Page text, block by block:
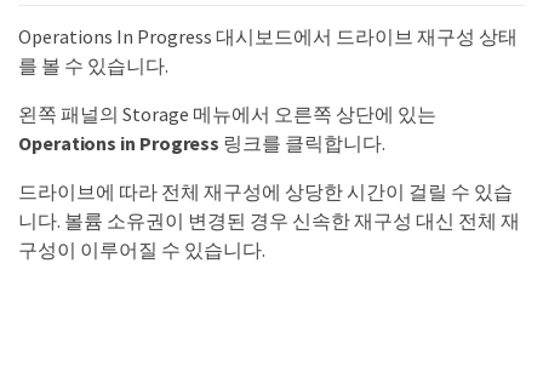
Operations In Progress 대시보드에서 드라이브 재구성 상태
를 볼 수 있습니다.
왼쪽 패널의 Storage 메뉴에서 오른쪽 상단에 있는
Operations in Progress 링크를 클릭합니다.
드라이브에 따라 전체 재구성에 상당한 시간이 걸릴 수 있습
니다. 볼륨 소유권이 변경된 경우 신속한 재구성 대신 전체 재
구성이 이루어질 수 있습니다.